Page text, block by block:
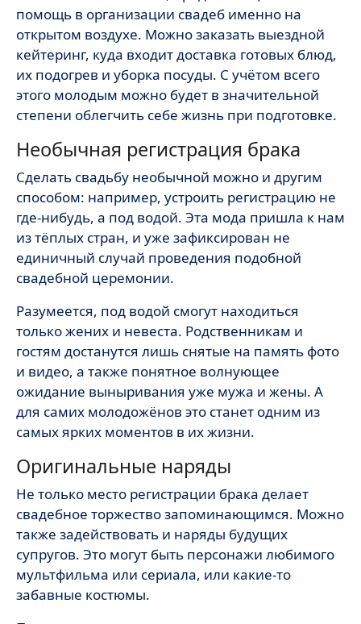
помощь в организации свадеб именно на
открытом воздухе. Можно заказать выездной
кейтеринг, куда входит доставка готовых блюд,
их подогрев и уборка посуды. С учётом всего
этого молодым можно будет в значительной
степени облегчить себе жизнь при подготовке.
Необычная регистрация брака
Сделать свадьбу необычной можно и другим
способом: например, устроить регистрацию не
где-нибудь, а под водой. Эта мода пришла к нам
из тёплых стран, и уже зафиксирован не
единичный случай проведения подобной
свадебной церемонии.
Разумеется, под водой смогут находиться
только жених и невеста. Родственникам и
гостям достанутся лишь снятые на память фото
и видео, а также понятное волнующее
ожидание выныривания уже мужа и жены. А
для самих молодожёнов это станет одним из
самых ярких моментов в их жизни.
Оригинальные наряды
Не только место регистрации брака делает
свадебное торжество запоминающимся. Можно
также задействовать и наряды будущих
супругов. Это могут быть персонажи любимого
мультфильма или сериала, или какие-то
забавные костюмы.